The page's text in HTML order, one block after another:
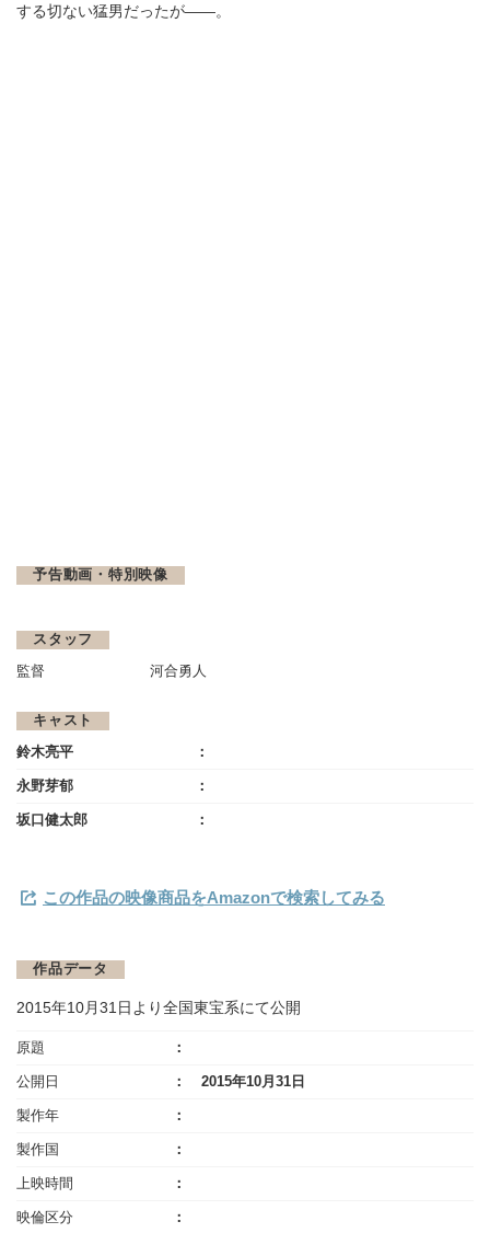
する切ない猛男だったが――。
予告動画・特別映像
スタッフ
監督 河合勇人
キャスト
鈴木亮平
永野芽郁
坂口健太郎
この作品の映像商品をAmazonで検索してみる
作品データ
2015年10月31日より全国東宝系にて公開
原題
公開日 2015年10月31日
製作年
製作国
上映時間
映倫区分